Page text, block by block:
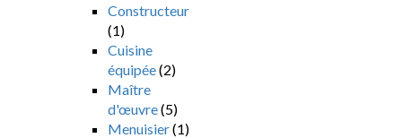
Constructeur
(1)
Cuisine
équipée(2)
Maître
d'œuvre(5)
Menuisier(1)